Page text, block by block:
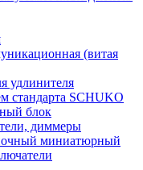
(витая
удлинителя
стандарта SCHUKO
блок
диммеры
миниатюрный